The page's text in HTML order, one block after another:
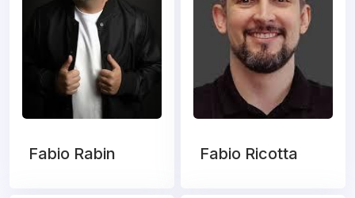
Fabio Rabin Fabio Ricotta